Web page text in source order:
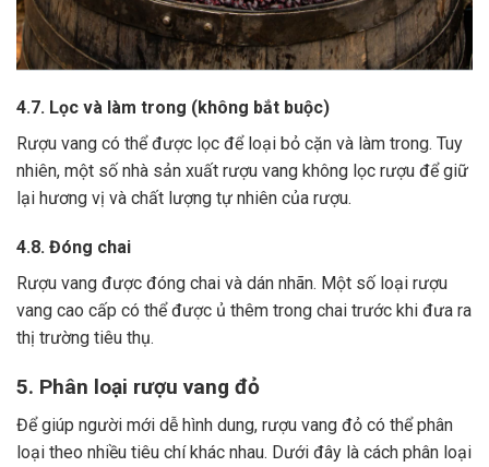
4.7. Lọc và làm trong (không bắt buộc)
Rượu vang có thể được lọc để loại bỏ cặn và làm trong. Tuy
nhiên, một số nhà sản xuất rượu vang không lọc rượu để giữ
lại hương vị và chất lượng tự nhiên của rượu.
4.8. Đóng chai
Rượu vang được đóng chai và dán nhãn. Một số loại rượu
vang cao cấp có thể được ủ thêm trong chai trước khi đưa ra
thị trường tiêu thụ.
5. Phân loại rượu vang đỏ
Để giúp người mới dễ hình dung, rượu vang đỏ có thể phân
loại theo nhiều tiêu chí khác nhau. Dưới đây là cách phân loại